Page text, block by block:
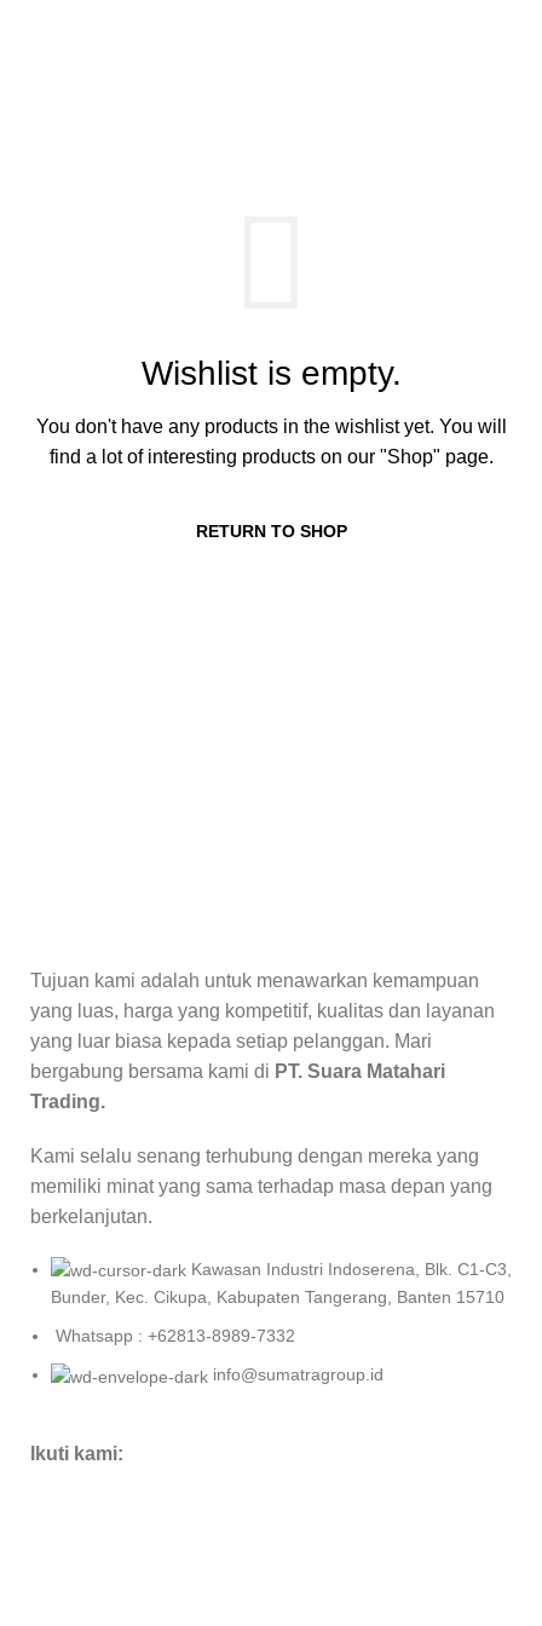
Wishlist is empty.
You don't have any products in the wishlist yet. You will
find a lot of interesting products on our "Shop" page.
RETURN TO SHOP
Tujuan kami adalah untuk menawarkan kemampuan
yang luas, harga yang kompetitif, kualitas dan layanan
yang luar biasa kepada setiap pelanggan. Mari
bergabung bersama kami di PT. Suara Matahari
Trading.
Kami selalu senang terhubung dengan mereka yang
memiliki minat yang sama terhadap masa depan yang
berkelanjutan.
Kawasan Industri Indoserena, Blk. C1-C3,
Bunder, Kec. Cikupa, Kabupaten Tangerang, Banten 15710
Whatsapp : +62813-8989-7332
info@sumatragroup.id
Ikuti kami: